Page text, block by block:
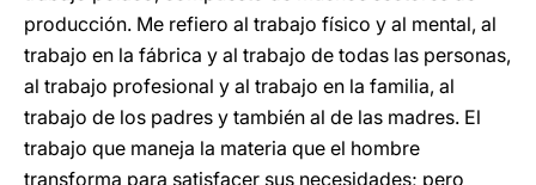
producción. Me refiero al trabajo físico y al mental, al
trabajo en la fábrica y al trabajo de todas las personas,
al trabajo profesional y al trabajo en la familia, al
trabajo de los padres y también al de las madres. El
trabajo que maneja la materia que el hombre
transforma para satisfacer sus necesidades; pero